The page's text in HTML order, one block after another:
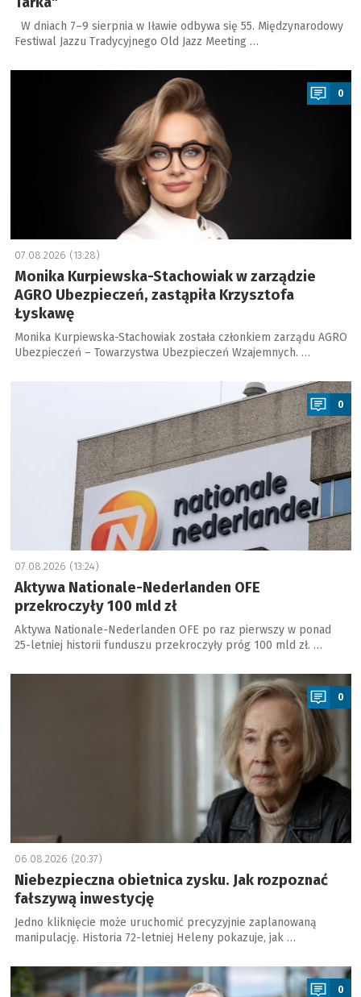
W dniach 7–9 sierpnia w Iławie odbywa się 55. Międzynarodowy
Festiwal Jazzu Tradycyjnego Old Jazz Meeting …
a
0
07.08.2026 (13:28)
Monika Kurpiewska-Stachowiak w zarządzie
AGRO Ubezpieczeń, zastąpiła Krzysztofa
Łyskawę
Monika Kurpiewska-Stachowiak została członkiem zarządu AGRO
Ubezpieczeń – Towarzystwa Ubezpieczeń Wzajemnych. …
0
07.08.2026 (13:24)
Aktywa Nationale-Nederlanden OFE
przekroczyły 100 mld zł
Aktywa Nationale-Nederlanden OFE po raz pierwszy w ponad
25-letniej historii funduszu przekroczyły próg 100 mld zł. …
a
0
06.08.2026 (20:37)
Niebezpieczna obietnica zysku. Jak rozpoznać
fałszywą inwestycję
Jedno kliknięcie może uruchomić precyzyjnie zaplanowaną
manipulację. Historia 72-letniej Heleny pokazuje, jak …
a
0